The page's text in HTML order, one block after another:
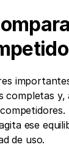
completas y,
ese
de uso.